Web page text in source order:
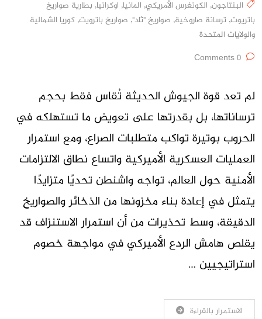
البنتاجون, الكونغرس الأمريكي, المانيا, اوكرانيا, بطارية صواريخ
باتريوت, ترسانة صاروخية, صواريخ "ثاد", صواريخ باترويت, كوريا الشمالية
والولايات المتحدة
لم تعد قوة الجيوش الحديثة تُقاس فقط بحجم
ترساناتها، بل بقدرتها على تعويض ما تستهلكه في
الحروب بوتيرة تواكب متطلبات الصراع، ومع استمرار
العمليات العسكرية الأميركية واتساع نطاق الالتزامات
الأمنية حول العالم، تواجه واشنطن تحديًا متزايدًا
يتمثل في إعادة بناء مخزونها من الذخائر والصواريخ
الدقيقة، وسط تحذيرات من أن استمرار الاستنزاف قد
يقلص هامش الردع الأميركي في مواجهة خصوم
استراتيجيين …
الاستمرار بالقراءة